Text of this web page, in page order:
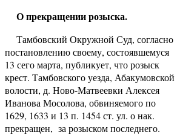
О прекращении розыска.
Тамбовский Окружной Суд, согласно
постановлению своему, состоявшемуся
13 сего марта, публикует, что розыск
крест. Тамбовского уезда, Абакумовской
волости, д. Ново-Матвеевки Алексея
Иванова Мосолова, обвиняемого по
1629, 1633 и 13 п. 1454 ст. ул. о нак.
прекращен, за розыском последнего.